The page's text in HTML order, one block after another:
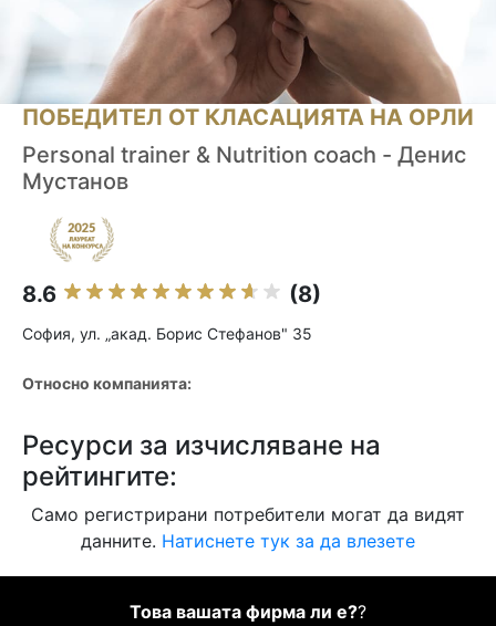
ПОБЕДИТЕЛ ОТ КЛАСАЦИЯТА НА ОРЛИ
Personal trainer & Nutrition coach - Денис
Мустанов
8.6 (8)
София, ул. „акад. Борис Стефанов" 35
Относно компанията:
Ресурси за изчисляване на
рейтингите:
Само регистрирани потребители могат да видят
данните. Натиснете тук за да влезете
Това вашата фирма ли е??